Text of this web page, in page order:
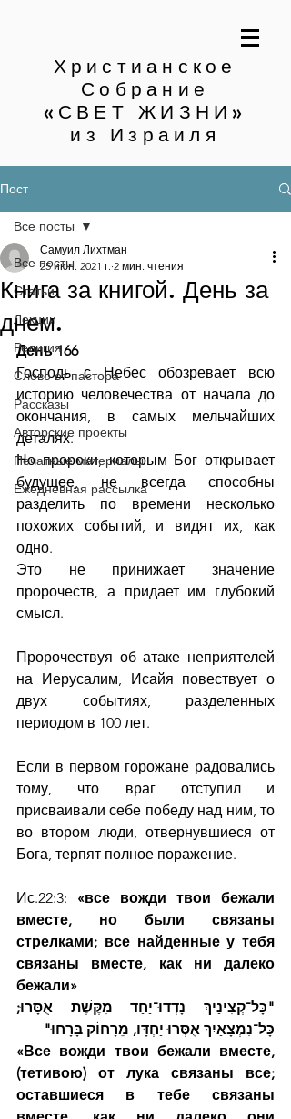
Христианское
Собрание
«СВЕТ ЖИЗНИ»
из Израиля
Пост
Все посты
Статьи
Лекции
Религия
Слово от пастора
Рассказы
Авторские проекты
Печатные материалы
Ежедневная рассылка
Все посты
Книга за книгой. День за
днем.
Самуил Лихтман
25 июн. 2021 г. 2 мин. чтения
День 166
Господь с Небес обозревает всю
историю человечества от начала до
окончания, в самых мельчайших
деталях.
Но пророки, которым Бог открывает
будущее, не всегда способны
разделить по времени несколько
похожих событий, и видят их, как
одно.
Это не принижает значение
пророчеств, а придает им глубокий
смысл.
Пророчествуя об атаке неприятелей
на Иерусалим, Исайя повествует о
двух событиях, разделенных
периодом в 100 лет.
Если в первом горожане радовались
тому, что враг отступил и
присваивали себе победу над ним, то
во втором люди, отвернувшиеся от
Бога, терпят полное поражение.
Ис.22:3: «все вожди твои бежали
вместе, но были связаны
стрелками; все найденные у тебя
связаны вместе, как ни далеко
бежали»
כָּל־נִמְצָאַיִךְ אֻסְּרוּ יַחְדָּו, מֵרָחוֹק בָּרָחוּ"
«Все вожди твои бежали вместе,
(тетивою) от лука связаны все;
оставшиеся в тебе связаны